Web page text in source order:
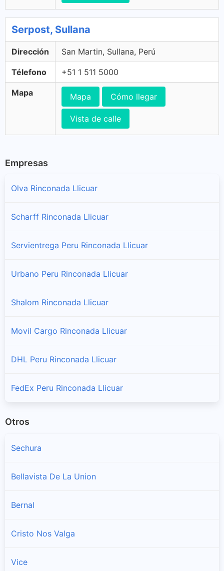
Serpost, Sullana
Dirección San Martin, Sullana, Perú
Télefono +51 1 511 5000
Mapa Mapa Cómo llegar
Vista de calle
Empresas
Olva Rinconada Llicuar
Scharff Rinconada Llicuar
Servientrega Peru Rinconada Llicuar
Urbano Peru Rinconada Llicuar
Shalom Rinconada Llicuar
Movil Cargo Rinconada Llicuar
DHL Peru Rinconada Llicuar
FedEx Peru Rinconada Llicuar
Otros
Sechura
Bellavista De La Union
Bernal
Cristo Nos Valga
Vice